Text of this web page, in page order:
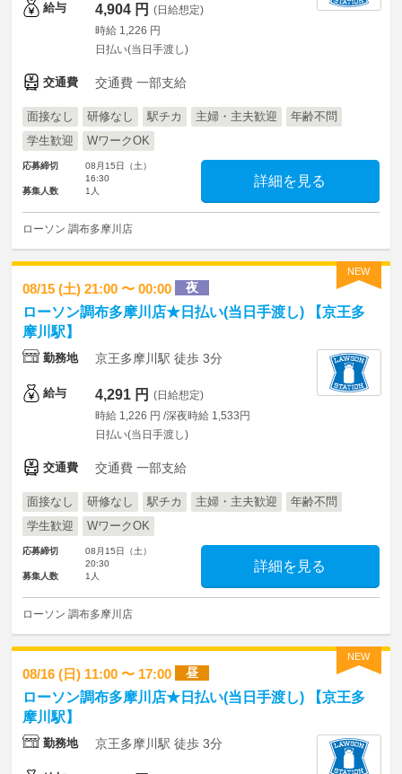
給与 4,904 円 (日給想定)
時給 1,226 円
日払い(当日手渡し)
交通費 交通費 一部支給
面接なし 研修なし 駅チカ 主婦・主夫歓迎
年齢不問
学生歓迎
WワークOK
応募締切
08月15日（土）
16:30
募集人数
1人
詳細を見る
ローソン 調布多摩川店
NEW
08/15 (土) 21:00 〜 00:00 夜
ローソン調布多摩川店★日払い(当日手渡し) 【京王多
摩川駅】
勤務地 京王多摩川駅 徒歩 3分
給与 4,291 円 (日給想定)
時給 1,226 円 /深夜時給 1,533円
日払い(当日手渡し)
交通費 交通費 一部支給
面接なし 研修なし 駅チカ 主婦・主夫歓迎
年齢不問
学生歓迎
WワークOK
応募締切
08月15日（土）
20:30
募集人数
1人
詳細を見る
ローソン 調布多摩川店
NEW
08/16 (日) 11:00 〜 17:00 昼
ローソン調布多摩川店★日払い(当日手渡し) 【京王多
摩川駅】
勤務地 京王多摩川駅 徒歩 3分